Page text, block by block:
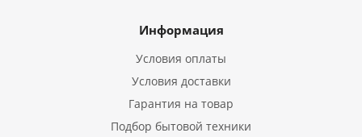
Информация
Условия оплаты
Условия доставки
Гарантия на товар
Подбор бытовой техники